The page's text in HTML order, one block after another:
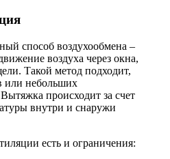
способ воздухообмена –
воздуха через окна,
Такой метод подходит,
или небольших
происходит за счет
внутри и снаружи
есть и ограничения: